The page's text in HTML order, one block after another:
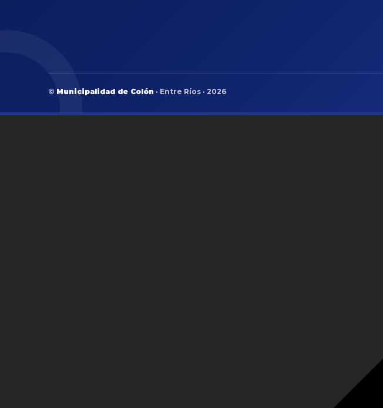
© Municipalidad de Colón · Entre Ríos · 2026